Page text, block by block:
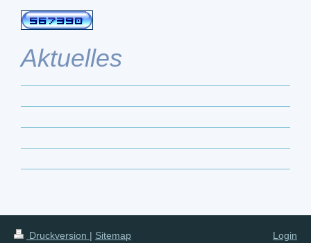
Aktuelles
Druckversion | Sitemap Login